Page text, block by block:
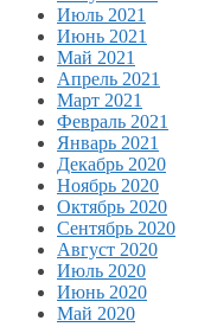
Июль 2021
Июнь 2021
Май 2021
Апрель 2021
Март 2021
Февраль 2021
Январь 2021
Декабрь 2020
Ноябрь 2020
Октябрь 2020
Сентябрь 2020
Август 2020
Июль 2020
Июнь 2020
Май 2020